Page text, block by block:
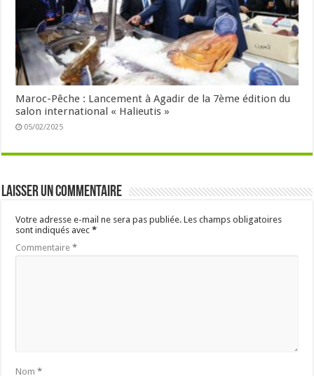
Maroc-Pêche : Lancement à Agadir de la 7ème édition du
salon international « Halieutis »
05/02/2025
Laisser un commentaire
Votre adresse e-mail ne sera pas publiée. Les champs obligatoires
sont indiqués avec*
Commentaire*
Nom*